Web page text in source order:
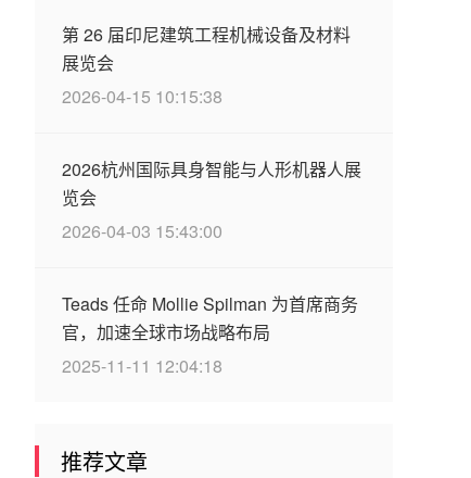
第 26 届印尼建筑工程机械设备及材料
展览会
2026-04-15 10:15:38
2026杭州国际具身智能与人形机器人展
览会
2026-04-03 15:43:00
Teads 任命 Mollie Spilman 为首席商务
官，加速全球市场战略布局
2025-11-11 12:04:18
推荐文章